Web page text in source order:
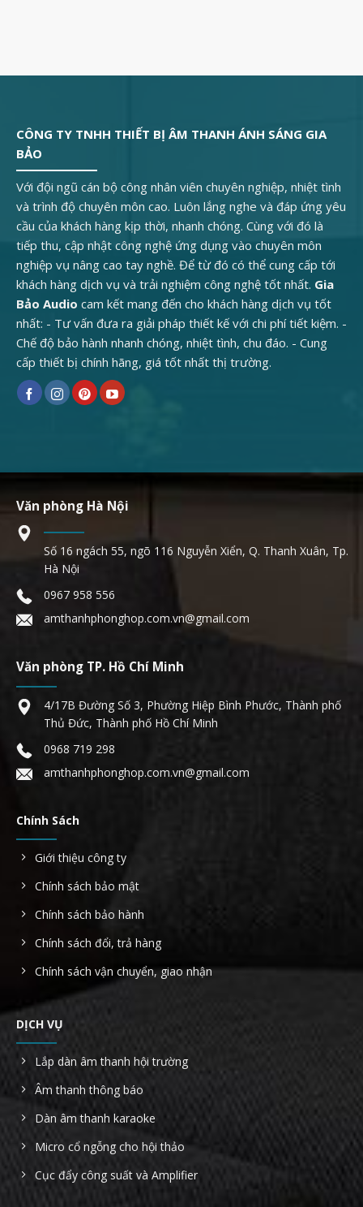
CÔNG TY TNHH THIẾT BỊ ÂM THANH ÁNH SÁNG GIA
BẢO
Với đội ngũ cán bộ công nhân viên chuyên nghiệp, nhiệt tình
và trình độ chuyên môn cao. Luôn lắng nghe và đáp ứng yêu
cầu của khách hàng kịp thời, nhanh chóng. Cùng với đó là
tiếp thu, cập nhật công nghệ ứng dụng vào chuyên môn
nghiệp vụ nâng cao tay nghề. Để từ đó có thể cung cấp tới
khách hàng dịch vụ và trải nghiệm công nghệ tốt nhất. Gia
Bảo Audio cam kết mang đến cho khách hàng dịch vụ tốt
nhất: - Tư vấn đưa ra giải pháp thiết kế với chi phí tiết kiệm. -
Chế độ bảo hành nhanh chóng, nhiệt tình, chu đáo. - Cung
cấp thiết bị chính hãng, giá tốt nhất thị trường.
Văn phòng Hà Nội
Số 16 ngách 55, ngõ 116 Nguyễn Xiển, Q. Thanh Xuân, Tp.
Hà Nội
0967 958 556
amthanhphonghop.com.vn@gmail.com
Văn phòng TP. Hồ Chí Minh
4/17B Đường Số 3, Phường Hiệp Bình Phước, Thành phố
Thủ Đức, Thành phố Hồ Chí Minh
0968 719 298
amthanhphonghop.com.vn@gmail.com
Chính Sách
Giới thiệu công ty
Chính sách bảo mật
Chính sách bảo hành
Chính sách đổi, trả hàng
Chính sách vận chuyển, giao nhận
DỊCH VỤ
Lắp dàn âm thanh hội trường
Âm thanh thông báo
Dàn âm thanh karaoke
Micro cổ ngỗng cho hội thảo
Cục đẩy công suất và Amplifier